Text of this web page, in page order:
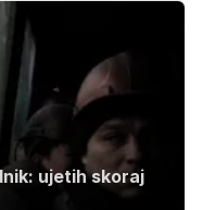
ujetih skoraj